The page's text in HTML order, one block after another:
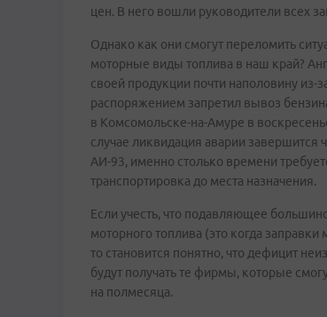
цен. В него вошли руководители всех
Однако как они смогут переломить
моторные виды топлива в наш край?
своей продукции почти наполовину из-
распоряжением запретил вывоз
в Комсомольске-на-Амуре в
случае ликвидация аварии завершится
АИ-93, именно столько времени
транспортировка до места назначения.
Если учесть, что подавляющее
моторного топлива (это когда
то становится понятно, что дефицит
будут получать те фирмы, которые
на полмесяца.